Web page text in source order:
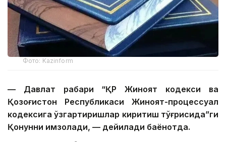
Фото: Kazinform
— Давлат раҳбари “ҚР Жиноят кодекси ва
Қозоғистон Республикаси Жиноят-процессуал
кодексига ўзгартиришлар киритиш тўғрисида”ги
Қонунни имзолади, — дейилади баёнотда.